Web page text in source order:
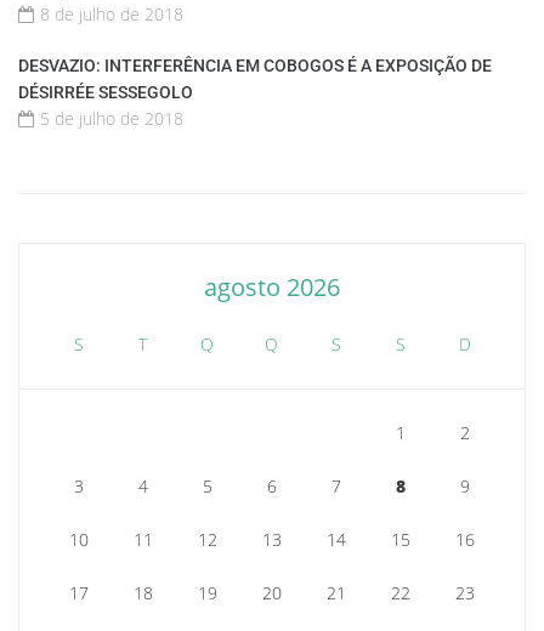
8 de julho de 2018
DESVAZIO: INTERFERÊNCIA EM COBOGOS É A EXPOSIÇÃO DE
DÉSIRRÉE SESSEGOLO
5 de julho de 2018
agosto 2026
S T Q Q S S D
1 2
3 4 5 6 7 8 9
10 11 12 13 14 15 16
17 18 19 20 21 22 23